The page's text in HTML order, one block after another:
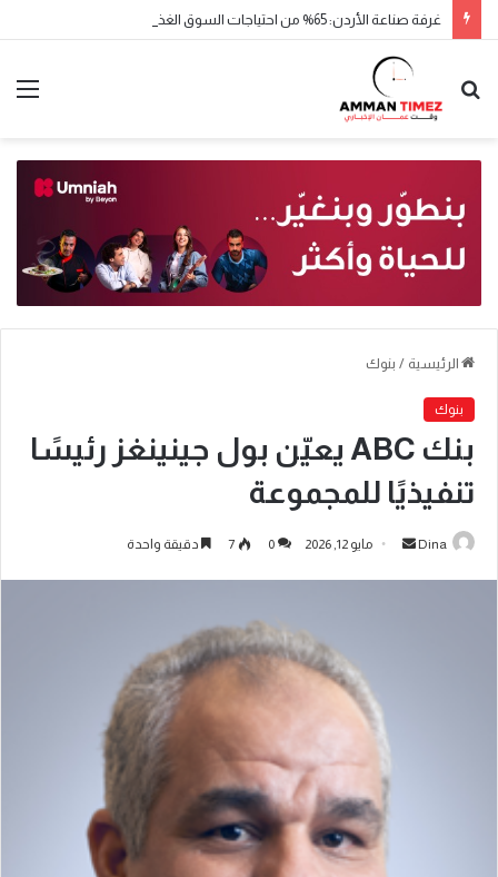
الرئيسية / بنوك
بنوك
بنك ABC يعيّن بول جينينغز رئيسًا
تنفيذيًا للمجموعة
Dina مايو 12, 2026 0
7 دقيقة واحدة